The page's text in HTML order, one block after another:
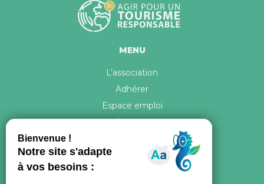
MENU
L’association
Adhérer
Espace emploi
Contact